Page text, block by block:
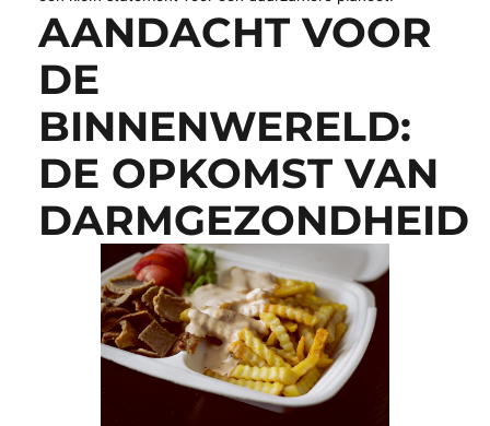
AANDACHT VOOR
DE
BINNENWERELD:
DE OPKOMST VAN
DARMGEZONDHEID